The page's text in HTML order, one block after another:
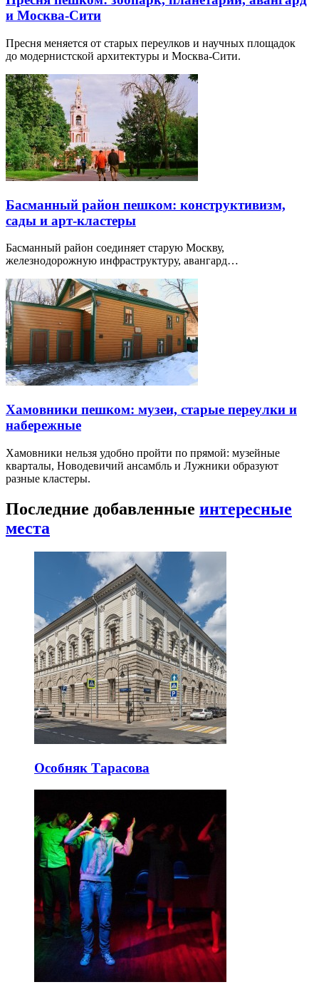
и Москва-Сити
Пресня меняется от старых переулков и научных площадок
до модернистской архитектуры и Москва-Сити.
Басманный район пешком: конструктивизм,
сады и арт-кластеры
Басманный район соединяет старую Москву,
железнодорожную инфраструктуру, авангард…
Хамовники пешком: музеи, старые переулки и
набережные
Хамовники нельзя удобно пройти по прямой: музейные
кварталы, Новодевичий ансамбль и Лужники образуют
разные кластеры.
Последние добавленные интересные
места
Особняк Тарасова